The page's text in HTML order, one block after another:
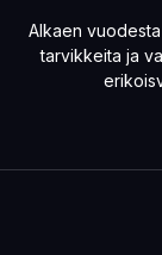
Alkaen
tarvikkeita ja